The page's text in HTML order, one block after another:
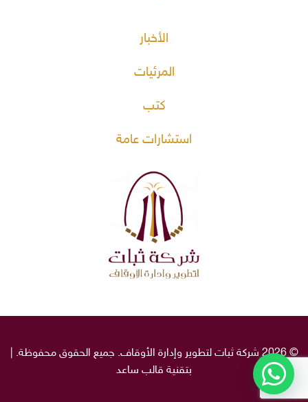
الأخبار
المرئيات
كتب
استشارات عامة
© 2026 شركة ثبات لتطوير وإدارة الأوقاف. جميع الحقوق محفوظة. |
بتقنية قالب ساعد